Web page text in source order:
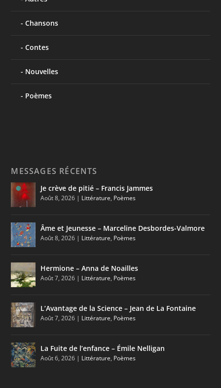
Chansons
Contes
Nouvelles
Poèmes
MESSAGES RÉCENTS
Je crève de pitié – Francis Jammes
Août 8, 2026 | Littérature, Poèmes
Âme et Jeunesse – Marceline Desbordes-Valmore
Août 8, 2026 | Littérature, Poèmes
Hermione – Anna de Noailles
Août 7, 2026 | Littérature, Poèmes
L’Avantage de la Science – Jean de La Fontaine
Août 7, 2026 | Littérature, Poèmes
La Fuite de l’enfance – Émile Nelligan
Août 6, 2026 | Littérature, Poèmes